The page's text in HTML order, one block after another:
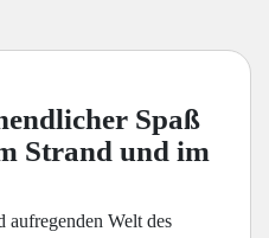
Spaß
Strand und im
Welt des